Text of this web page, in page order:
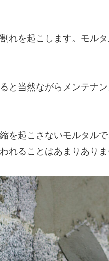
れを起こします。モル
と当然ながらメンテナ
を起こさないモルタル
れることはあまりありま